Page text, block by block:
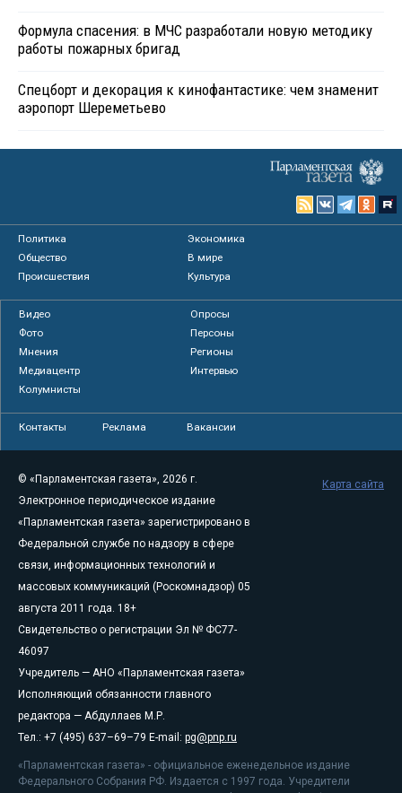
Формула спасения: в МЧС разработали новую методику
работы пожарных бригад
Спецборт и декорация к кинофантастике: чем знаменит
аэропорт Шереметьево
Политика
Экономика
Общество
В мире
Происшествия
Культура
Видео
Опросы
Фото
Персоны
Мнения
Регионы
Медиацентр
Интервью
Колумнисты
Контакты Реклама Вакансии
© «Парламентская газета», 2026 г.
Электронное периодическое издание
«Парламентская газета» зарегистрировано в
Федеральной службе по надзору в сфере
связи, информационных технологий и
массовых коммуникаций (Роскомнадзор) 05
августа 2011 года. 18+
Свидетельство о регистрации Эл № ФС77-
46097
Учредитель — АНО «Парламентская газета»
Исполняющий обязанности главного
редактора — Абдуллаев М.Р.
Тел.: +7 (495) 637–69–79 E-mail: pg@pnp.ru
«Парламентская газета» - официальное еженедельное издание
Федерального Собрания РФ. Издается с 1997 года. Учредители
Карта сайта